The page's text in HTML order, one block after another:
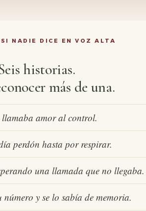
NADIE DICE EN VOZ ALTA
historias.
más de una.
amor al control.
perdón hasta por respirar.
una llamada que no llegaba.
y se lo sabía de memoria.